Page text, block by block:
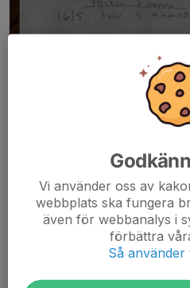
Vi använder oss av
webbplats ska fungera
även för webbanalys i
förbättra
Så använder